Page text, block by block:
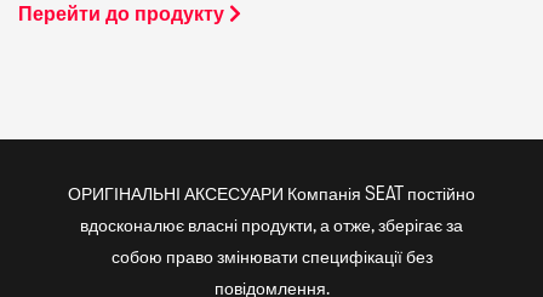
Перейти до продукту
ОРИГІНАЛЬНІ АКСЕСУАРИ Компанія SEAT постійно
вдосконалює власні продукти, а отже, зберігає за
собою право змінювати специфікації без
повідомлення.